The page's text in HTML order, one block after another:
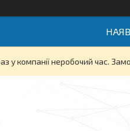
у компанії неробочий час.